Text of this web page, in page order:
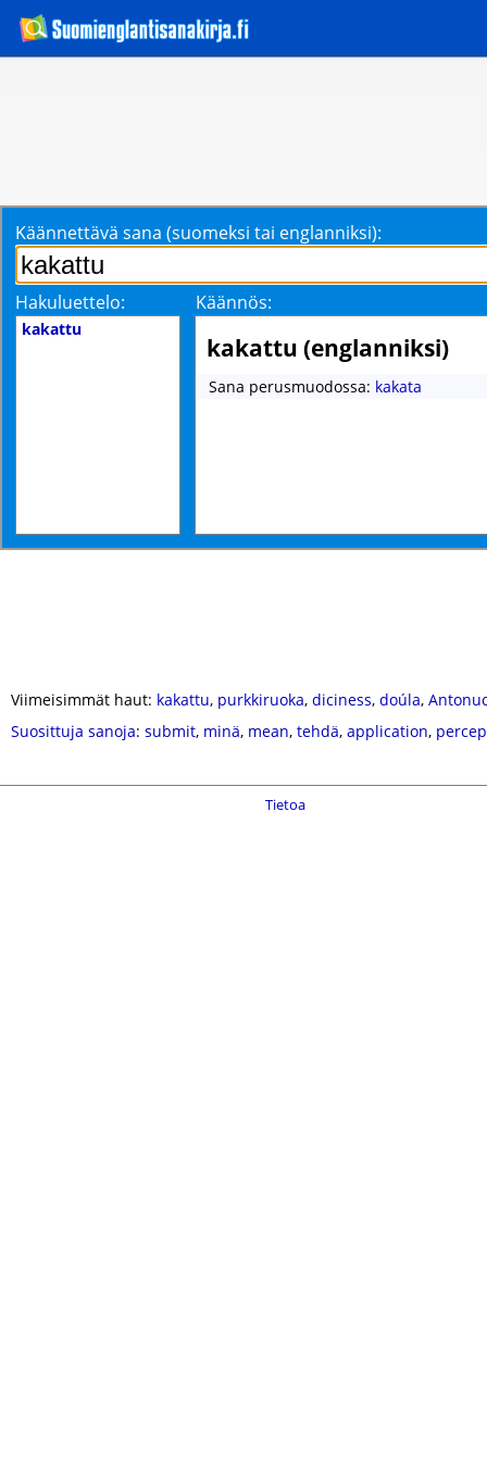
Käännettävä sana (suomeksi tai englanniksi):
Hakuluettelo: Käännös:
kakattu
kakattu (englanniksi)
Sana perusmuodossa: kakata
Viimeisimmät haut: kakattu, purkkiruoka, diciness, doúla,
Suosittuja sanoja: submit, minä, mean, tehdä, application,
Tietoa